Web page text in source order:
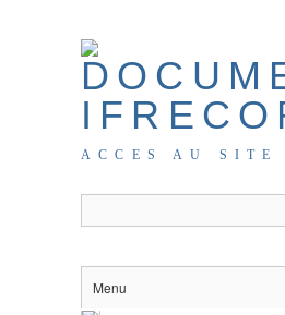
ACCES AU SITE
Menu